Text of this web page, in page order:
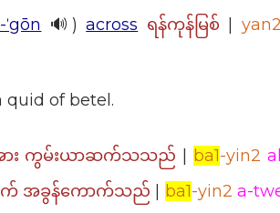
ˈgōn 🔊)across ရန်ကုန်မြစ် |
quid of betel.
ား ကွမ်းယာဆက်သသည် | ba1-yin2
အခွန်ကောက်သည် | ba1-yin2 a-